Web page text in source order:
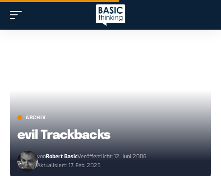
ARCHIV
evil Trackbacks
vonRobert BasicVeröffentlicht: 12. Juni 2006
Aktualisiert: 17. Feb. 2025